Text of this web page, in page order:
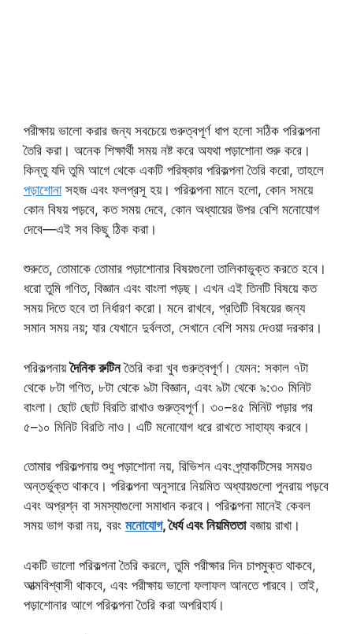
পরীক্ষায় ভালো করার জন্য সবচেয়ে গুরুত্বপূর্ণ ধাপ হলো সঠিক পরিকল্পনা
তৈরি করা। অনেক শিক্ষার্থী সময় নষ্ট করে অযথা পড়াশোনা শুরু করে।
কিন্তু যদি তুমি আগে থেকে একটি পরিষ্কার পরিকল্পনা তৈরি করো, তাহলে
পড়াশোনাসহজ এবং ফলপ্রসূ হয়। পরিকল্পনা মানে হলো, কোন সময়ে
কোন বিষয় পড়বে, কত সময় দেবে, কোন অধ্যায়ের উপর বেশি মনোযোগ
দেবে—এই সব কিছু ঠিক করা।
শুরুতে, তোমাকে তোমার পড়াশোনার বিষয়গুলো তালিকাভুক্ত করতে হবে।
ধরো তুমি গণিত, বিজ্ঞান এবং বাংলা পড়ছ। এখন এই তিনটি বিষয়ে কত
সময় দিতে হবে তা নির্ধারণ করো। মনে রাখবে, প্রতিটি বিষয়ের জন্য
সমান সময় নয়; যার যেখানে দুর্বলতা, সেখানে বেশি সময় দেওয়া দরকার।
পরিকল্পনায়দৈনিক রুটিনতৈরি করা খুব গুরুত্বপূর্ণ। যেমন: সকাল ৭টা
থেকে ৮টা গণিত, ৮টা থেকে ৯টা বিজ্ঞান, এবং ৯টা থেকে ৯:৩০ মিনিট
বাংলা। ছোট ছোট বিরতি রাখাও গুরুত্বপূর্ণ। ৩০–৪৫ মিনিট পড়ার পর
৫–১০ মিনিট বিরতি নাও। এটি মনোযোগ ধরে রাখতে সাহায্য করবে।
তোমার পরিকল্পনায় শুধু পড়াশোনা নয়, রিভিশন এবং প্র্যাকটিসের সময়ও
অন্তর্ভুক্ত থাকবে। পরিকল্পনা অনুসারে নিয়মিত অধ্যায়গুলো পুনরায় পড়বে
এবং অপ্রশ্ন বা সমস্যাগুলো সমাধান করবে। পরিকল্পনা মানেই কেবল
সময় ভাগ করা নয়, বরং মনোযোগ, ধৈর্য এবং নিয়মিততাবজায় রাখা।
একটি ভালো পরিকল্পনা তৈরি করলে, তুমি পরীক্ষার দিন চাপমুক্ত থাকবে,
আত্মবিশ্বাসী থাকবে, এবং পরীক্ষায় ভালো ফলাফল আনতে পারবে। তাই,
পড়াশোনার আগে পরিকল্পনা তৈরি করা অপরিহার্য।